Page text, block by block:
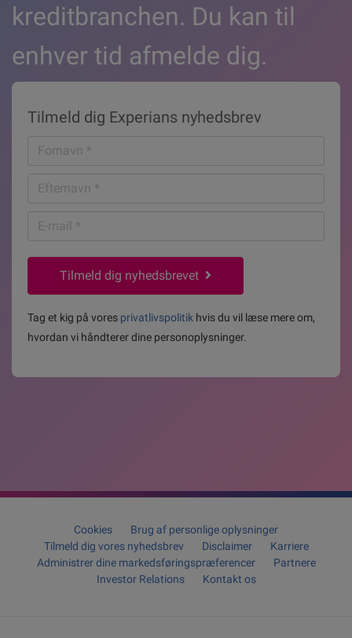
kreditbranchen. Du kan til
enhver tid afmelde dig.
Tilmeld dig Experians nyhedsbrev
Fornavn
*
Efternavn
*
mail
*
Tilmeld dig nyhedsbrevet
Tag et kig på vores privatlivspolitik hvis du vil læse mere om,
hvordan vi håndterer dine personoplysninger.
Cookies
Brug af personlige oplysninger
Tilmeld dig vores nyhedsbrev
Disclaimer
Karriere
Administrer dine markedsføringspræferencer
Partnere
Investor Relations
Kontakt os